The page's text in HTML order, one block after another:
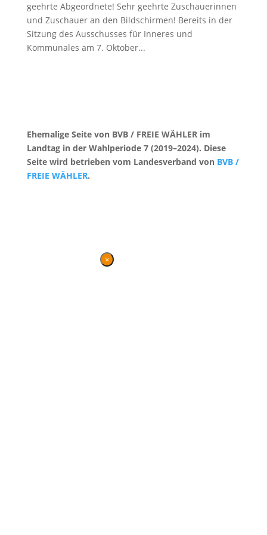
geehrte Abgeordnete! Sehr geehrte Zuschauerinnen
und Zuschauer an den Bildschirmen! Bereits in der
Sitzung des Ausschusses für Inneres und
Kommunales am 7. Oktober...
Ehemalige Seite von BVB / FREIE WÄHLER im
Landtag in der Wahlperiode 7 (2019–2024). Diese
Seite wird betrieben vom Landesverband von BVB /
FREIE WÄHLER.
×